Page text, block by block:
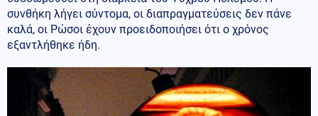
συνθήκη λήγει σύντομα, οι διαπραγματεύσεις δεν πάνε
καλά, οι Ρώσοι έχουν προειδοποιήσει ότι ο χρόνος
εξαντλήθηκε ήδη.